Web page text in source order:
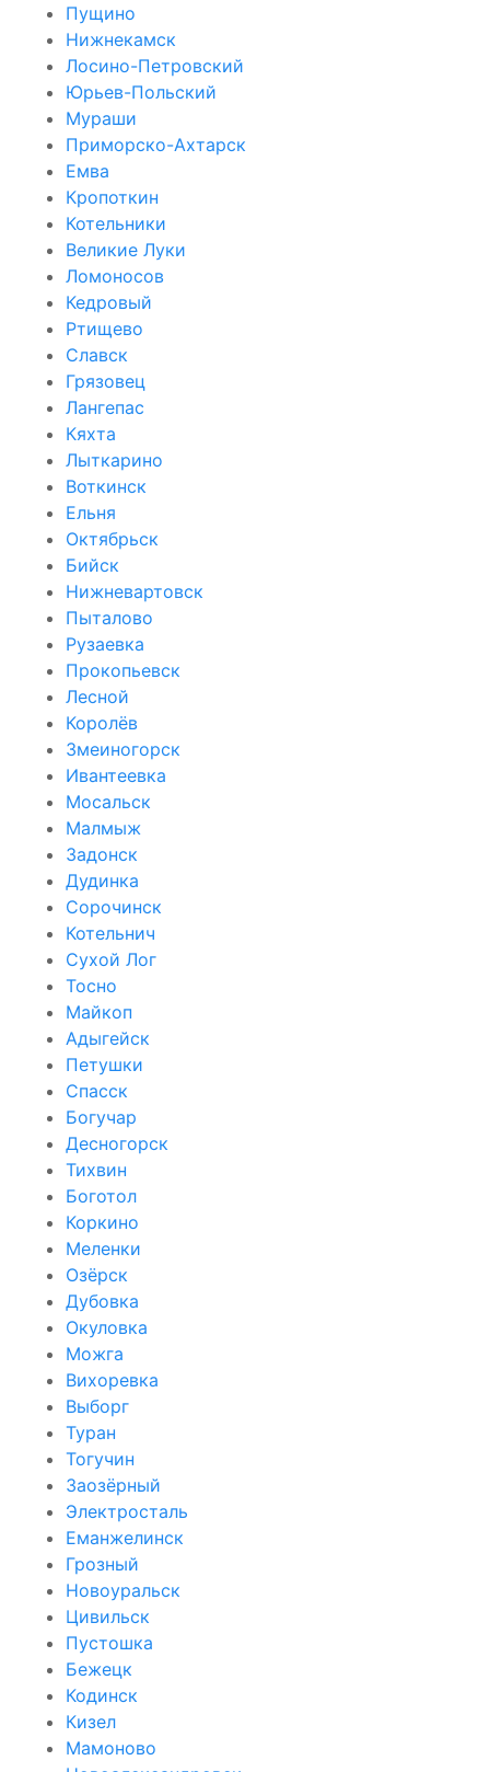
Пущино
Нижнекамск
Лосино-Петровский
Юрьев-Польский
Мураши
Приморско-Ахтарск
Емва
Кропоткин
Котельники
Великие Луки
Ломоносов
Кедровый
Ртищево
Славск
Грязовец
Лангепас
Кяхта
Лыткарино
Воткинск
Ельня
Октябрьск
Бийск
Нижневартовск
Пыталово
Рузаевка
Прокопьевск
Лесной
Королёв
Змеиногорск
Ивантеевка
Мосальск
Малмыж
Задонск
Дудинка
Сорочинск
Котельнич
Сухой Лог
Тосно
Майкоп
Адыгейск
Петушки
Спасск
Богучар
Десногорск
Тихвин
Боготол
Коркино
Меленки
Озёрск
Дубовка
Окуловка
Можга
Вихоревка
Выборг
Туран
Тогучин
Заозёрный
Электросталь
Еманжелинск
Грозный
Новоуральск
Цивильск
Пустошка
Бежецк
Кодинск
Кизел
Мамоново